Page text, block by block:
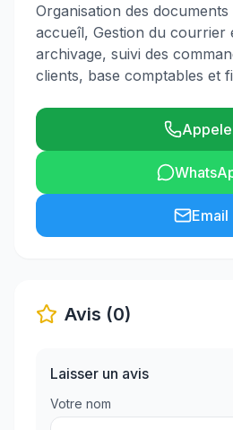
Organisation des documents
accueîl, Gestion du courrier
archivage, suivi des
clients, base comptables et
Email
Avis (0)
Laisser un avis
Votre nom